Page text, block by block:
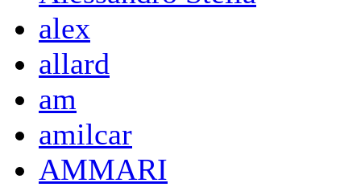
alex
allard
am
amilcar
AMMARI